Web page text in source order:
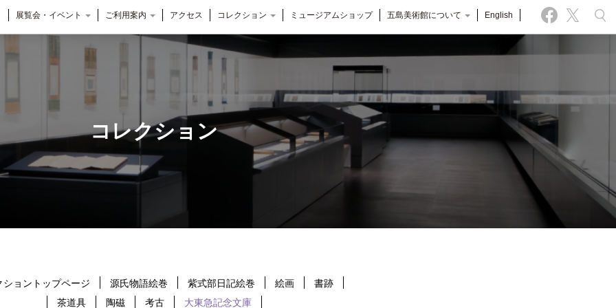
展覧会・イベント ご利用案内 アクセス コレクション ミュージアムショップ 五島美術館について English
コレクション
ショントップページ 源氏物語絵巻 紫式部日記絵巻 絵画
書跡
茶道具
陶磁 考古 大東急記念文庫